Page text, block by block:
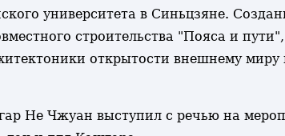
университета в Синьцзяне.
строительства "Пояса и
открытости внешнему миру
Не Чжуан выступил с речью на